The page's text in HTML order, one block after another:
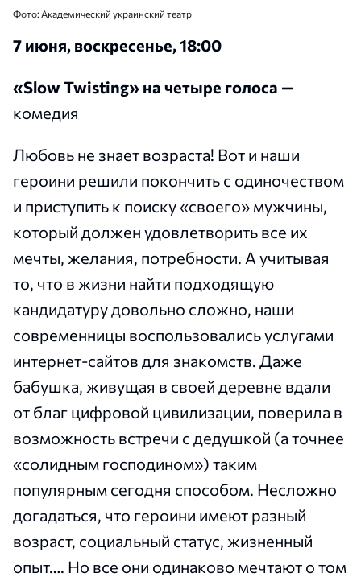
Фото: Академический украинский театр
7 июня, воскресенье, 18:00
«Slow Twisting» на четыре голоса —
комедия
Любовь не знает возраста! Вот и наши
героини решили покончить с одиночеством
и приступить к поиску «своего» мужчины,
который должен удовлетворить все их
мечты, желания, потребности. А учитывая
то, что в жизни найти подходящую
кандидатуру довольно сложно, наши
современницы воспользовались услугами
интернет-сайтов для знакомств. Даже
бабушка, живущая в своей деревне вдали
от благ цифровой цивилизации, поверила в
возможность встречи с дедушкой (а точнее
«солидным господином») таким
популярным сегодня способом. Несложно
догадаться, что героини имеют разный
возраст, социальный статус, жизненный
опыт…. Но все они одинаково мечтают о том